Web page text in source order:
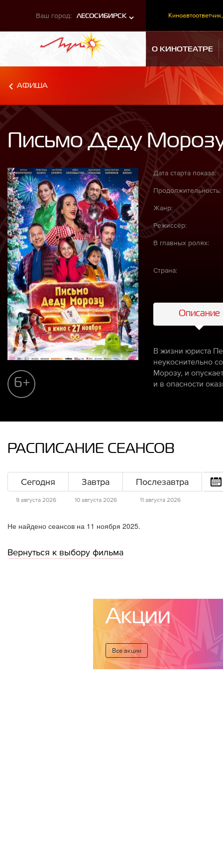
Ваш город: ЛЕСОСИБИРСК Киноавтоответчик,
О КИНОТЕАТРЕ
АФИША
Письмо Деду
6+
Дата старта показа:
Продолжительность:
Жанр:
Режиссёр:
В главных ролях:
Страна:
Описание
В жизни юриста
неукоснительно
Морозу, и
и в опасности
РАСПИСАНИЕ СЕАНСОВ
Сегодня
9 августа 2026
Завтра
10 августа 2026
Послезавтра
11 августа 2026
Не найдено сеансов на 11 ноября 2025.
Вернуться к выбору фильма
Акции
Все акции